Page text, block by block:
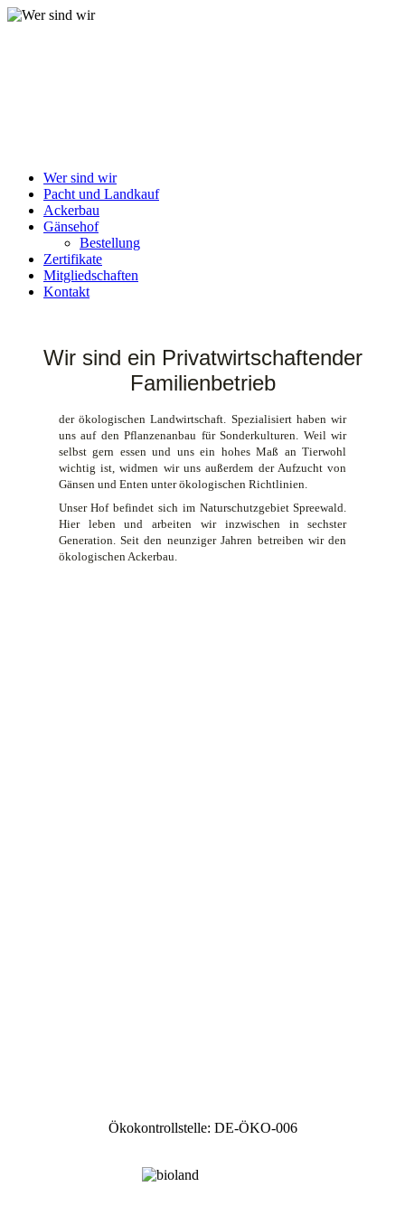
Wer sind wir
Pacht und Landkauf
Ackerbau
Gänsehof
Bestellung
Zertifikate
Mitgliedschaften
Kontakt
Wir sind ein Privatwirtschaftender
Familienbetrieb
der ökologischen Landwirtschaft. Spezialisiert haben wir
uns auf den Pflanzenanbau für Sonderkulturen. Weil wir
selbst gern essen und uns ein hohes Maß an Tierwohl
wichtig ist, widmen wir uns außerdem der Aufzucht von
Gänsen und Enten unter ökologischen Richtlinien.
Unser Hof befindet sich im Naturschutzgebiet Spreewald.
Hier leben und arbeiten wir inzwischen in sechster
Generation. Seit den neunziger Jahren betreiben wir den
ökologischen Ackerbau.
Ökokontrollstelle: DE-ÖKO-006